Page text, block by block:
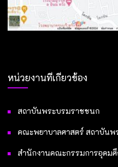
หน่วยงานที่เกี่ยวข้อง
สถาบันพระบรมราชชนก
คณะพยาบาลศาสตร์ สถาบันพ
สำนักงานคณะกรรมการอุดม